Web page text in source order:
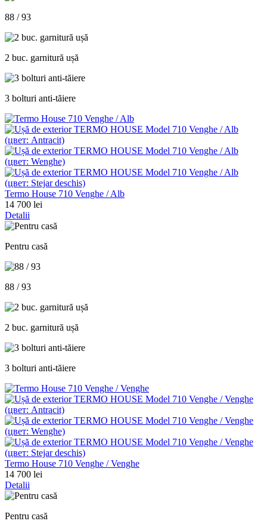
88 / 93
2 buc. garnitură ușă
3 bolturi anti-tăiere
Termo House 710 Venghe / Alb
14 700 lei
Detalii
Pentru casă
88 / 93
2 buc. garnitură ușă
3 bolturi anti-tăiere
Termo House 710 Venghe / Venghe
14 700 lei
Detalii
Pentru casă